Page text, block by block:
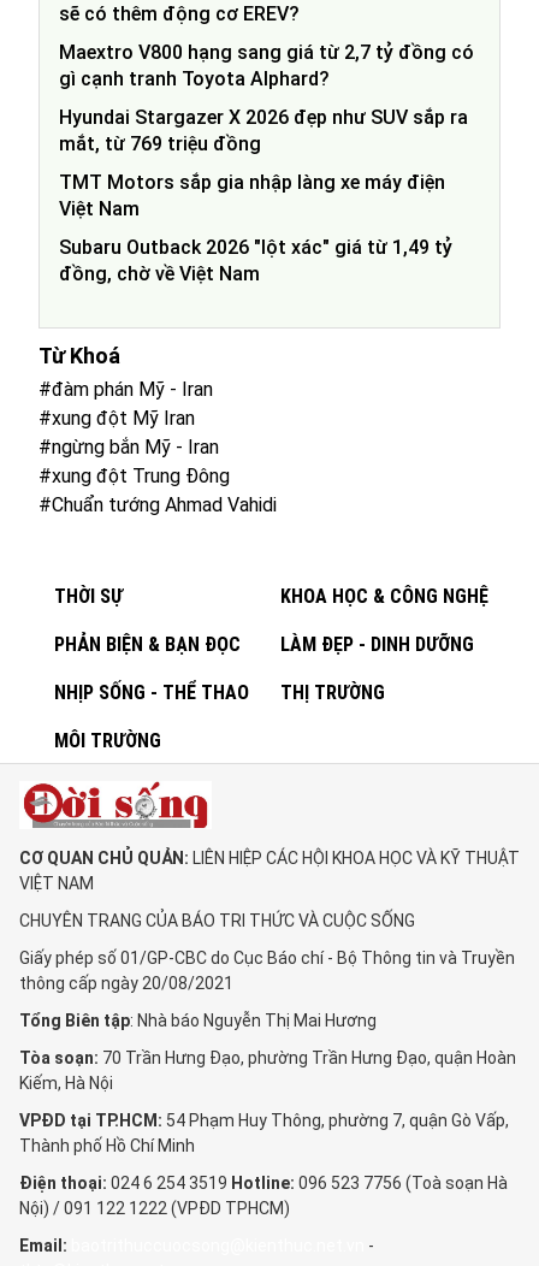
sẽ có thêm động cơ EREV?
Maextro V800 hạng sang giá từ 2,7 tỷ đồng có
gì cạnh tranh Toyota Alphard?
Hyundai Stargazer X 2026 đẹp như SUV sắp ra
mắt, từ 769 triệu đồng
TMT Motors sắp gia nhập làng xe máy điện
Việt Nam
Subaru Outback 2026 "lột xác" giá từ 1,49 tỷ
đồng, chờ về Việt Nam
Từ Khoá
#đàm phán Mỹ - Iran
#xung đột Mỹ Iran
#ngừng bắn Mỹ - Iran
#xung đột Trung Đông
#Chuẩn tướng Ahmad Vahidi
THỜI SỰ KHOA HỌC & CÔNG NGHỆ
PHẢN BIỆN & BẠN ĐỌC LÀM ĐẸP - DINH DƯỠNG
NHỊP SỐNG - THỂ THAO THỊ TRƯỜNG
MÔI TRƯỜNG
CƠ QUAN CHỦ QUẢN: LIÊN HIỆP CÁC HỘI KHOA HỌC VÀ KỸ THUẬT
VIỆT NAM
CHUYÊN TRANG CỦA BÁO TRI THỨC VÀ CUỘC SỐNG
Giấy phép số 01/GP-CBC do Cục Báo chí - Bộ Thông tin và Truyền
thông cấp ngày 20/08/2021
Tổng Biên tập: Nhà báo Nguyễn Thị Mai Hương
Tòa soạn: 70 Trần Hưng Đạo, phường Trần Hưng Đạo, quận Hoàn
Kiếm, Hà Nội
VPĐD tại TP.HCM: 54 Phạm Huy Thông, phường 7, quận Gò Vấp,
Thành phố Hồ Chí Minh
Điện thoại: 024 6 254 3519 Hotline: 096 523 7756 (Toà soạn Hà
Nội) / 091 122 1222 (VPĐD TPHCM)
Email:
-